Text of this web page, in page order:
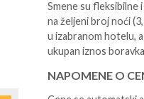
Smene su fleksibilne
na željeni broj noći
u izabranom hotelu,
ukupan iznos
NAPOMENE O